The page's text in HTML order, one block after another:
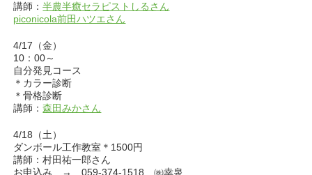
講師：半農半癒セラピストしるさん
piconicola前田ハツエさん
4/17（金）
10：00～
自分発見コース
＊カラー診断
＊骨格診断
講師：森田みかさん
4/18（土）
ダンボール工作教室＊1500円
講師：村田祐一郎さん
お申込み → 059-374-1518 ㈱幸泉